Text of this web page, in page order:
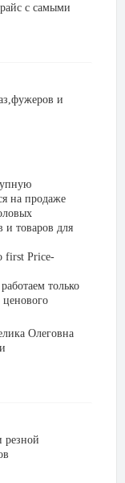
с самыми
и
на продаже
и товаров для
first Price-
только
Олеговна